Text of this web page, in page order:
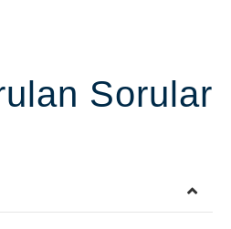
Sorular